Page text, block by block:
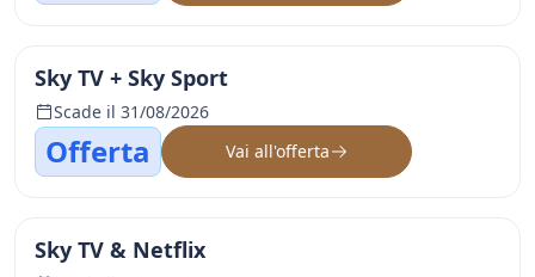
Sky TV + Sky Sport
Scade il 31/08/2026
Offerta Vai all'offerta
Sky TV & Netflix